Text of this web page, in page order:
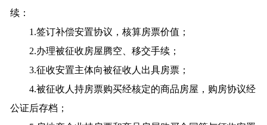
续：
1.签订补偿安置协议，核算房票价值；
2.办理被征收房屋腾空、移交手续；
3.征收安置主体向被征收人出具房票；
4.被征收人持房票购买经核定的商品房屋，购房协议经
公证后存档；